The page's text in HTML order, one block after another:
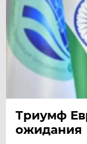
Триумф
ожидания